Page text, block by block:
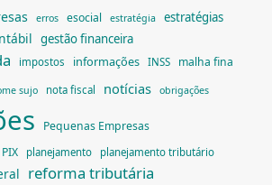
erros esocial estratégia estratégias
gestão financeira
impostos informações INSS malha fina
sujo nota fiscal notícias obrigações
Pequenas Empresas
PIX planejamento planejamento tributário
reforma tributária